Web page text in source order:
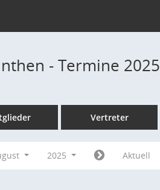
- Termine 2025
Vertreter
2025 Aktuell